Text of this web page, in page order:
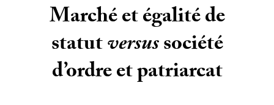
Marché et égalité de
statutversussociété
d’ordre et patriarcat